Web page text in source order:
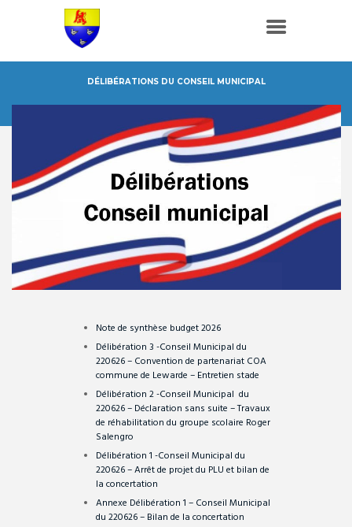
DÉLIBÉRATIONS DU CONSEIL MUNICIPAL
Accueil Délibérations du Conseil Municipal
Note de synthèse budget 2026
Délibération 3 -Conseil Municipal du
220626 – Convention de partenariat COA
commune de Lewarde – Entretien stade
Délibération 2 -Conseil Municipal du
220626 – Déclaration sans suite – Travaux
de réhabilitation du groupe scolaire Roger
Salengro
Délibération 1 -Conseil Municipal du
220626 – Arrêt de projet du PLU et bilan de
la concertation
Annexe Délibération 1 – Conseil Municipal
du 220626 – Bilan de la concertation